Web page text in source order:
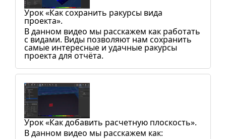
Урок «Как сохранить ракурсы вида
проекта».
В данном видео мы расскажем как работать
с видами. Виды позволяют нам сохранить
самые интересные и удачные ракурсы
проекта для отчёта.
Урок «Как добавить расчетную плоскость».
В данном видео мы расскажем как: